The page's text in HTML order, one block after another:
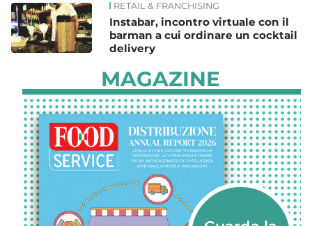
News RETAIL & FRANCHISING
Instabar, incontro virtuale con il
barman a cui ordinare un cocktail
delivery
MAGAZINE